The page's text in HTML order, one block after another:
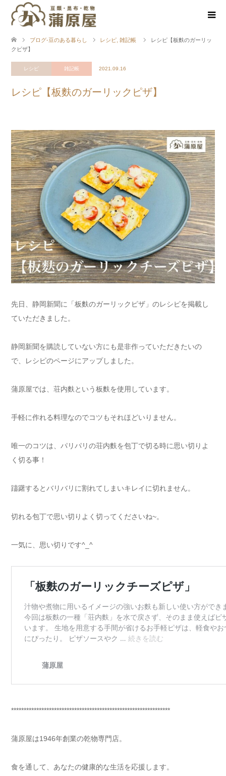
ブログ-豆のある暮らし レシピ 雑記帳
レシピ【板麩のガーリッ
クピザ】
レシピ 雑記帳 2021.09.16
レシピ【板麩のガーリックピザ】
先日、静岡新聞に「板麩のガーリックピザ」のレシピを掲載し
ていただきました。
静岡新聞を購読していない方にも是非作っていただきたいの
で、レシピのページにアップしました。
蒲原屋では、荘内麩という板麩を使用しています。
手軽に作れる料理なのでコツもそれほどいりません。
唯一のコツは、パリパリの荘内麩を包丁で切る時に思い切りよ
く切る事！
躊躇するとバリバリに割れてしまいキレイに切れません。
切れる包丁で思い切りよく切ってくださいね~。
一気に、思い切りです^_^
***************************************************************
蒲原屋は1946年創業の乾物専門店。
食を通して、あなたの健康的な生活を応援します。